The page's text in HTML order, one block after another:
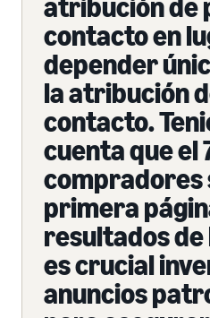
atribución de
contacto en
depender
la atribución
contacto.
cuenta que el
compradores
primera
resultados
es crucial
anuncios